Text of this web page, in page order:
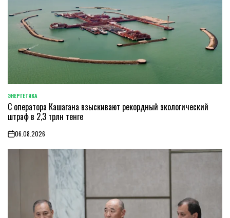
POSTED
IN
ЭНЕРГЕТИКА
С оператора Кашагана взыскивают рекордный экологический
штраф в 2,3 трлн тенге
on06.08.2026